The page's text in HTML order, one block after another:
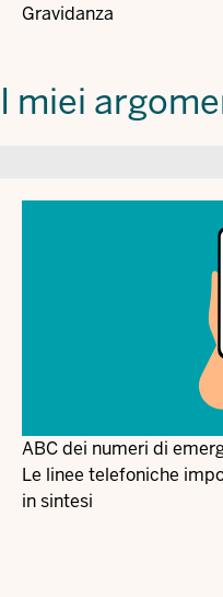
Gravidanza
I miei
ABC dei numeri di
Le linee telefoniche
in sintesi